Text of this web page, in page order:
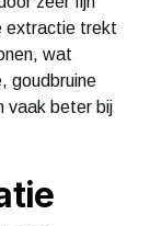
extractie trekt
wat
goudbruine
vaak beter bij